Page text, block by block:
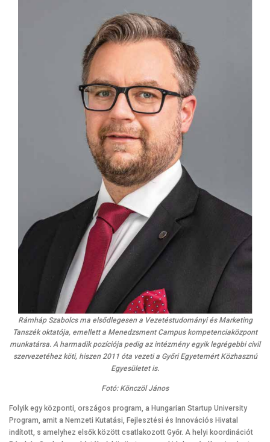
Rámháp Szabolcs ma elsődlegesen a Vezetéstudományi és Marketing
Tanszék oktatója, emellett a Menedzsment Campus kompetenciaközpont
munkatársa. A harmadik pozíciója pedig az intézmény egyik legrégebbi civil
szervezetéhez köti, hiszen 2011 óta vezeti a Győri Egyetemért Közhasznú
Egyesületet is.
Fotó: Könczöl János
Folyik egy központi, országos program, a Hungarian Startup University
Program, amit a Nemzeti Kutatási, Fejlesztési és Innovációs Hivatal
indított, s amelyhez elsők között csatlakozott Győr. A helyi koordinációt